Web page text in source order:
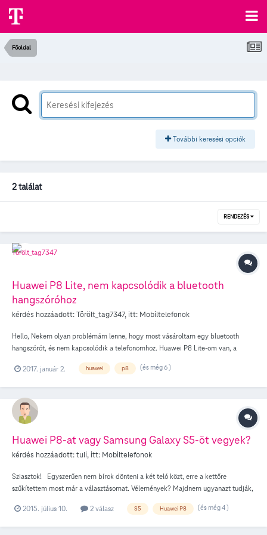
Főoldal
További keresési opciók
2 találat
RENDEZÉS
Huawei P8 Lite, nem kapcsolódik a bluetooth
hangszóróhoz
kérdés hozzáadott:Törölt_tag7347, itt: Mobiltelefonok
Hello, Nekem olyan problémám lenne, hogy most vásároltam egy bluetooth
hangszórót, és nem kapcsolódik a telefonomhoz. Huawei P8 Lite-om van, a
és a laptopról is. Amikor próbálom csatlakoztatni kiírni kiírja a hangszórót, de
pedig ugyan ez, azt is érzékeli, de nem tudja párosítani az eszközt. Ilyenkor mi a
teendő, hogyan tudnám helyrehozni?! Köszi előre is a válaszokat Sz.
2017. január 2. huawei p8 (és még 6 )
Huawei P8-at vagy Samsung Galaxy S5-öt vegyek?
kérdés hozzáadott:tuli, itt: Mobiltelefonok
Sziasztok! Egyszerűen nem bírok dönteni a két teló közt, erre a kettőre
szűkítettem most már a választásomat. Vélemények? Majdnem ugyanazt tudják,
a Huawei P8-nak levehető-e hátlapja? Ha nem, akkor lefagyás esetén milyen
2015. július 10. 2 válasz S5 Huawei P8 (és még 4 )